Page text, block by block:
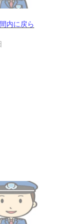
内に戻ら